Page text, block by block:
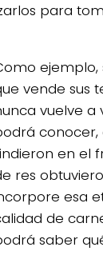
para
ejemplo,
vende sus
vuelve a
conocer,
en el
res
esa
de
saber